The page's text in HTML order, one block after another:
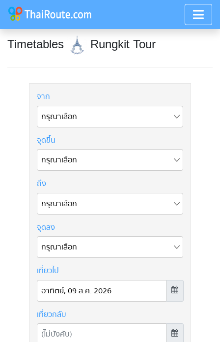
Timetables Rungkit Tour